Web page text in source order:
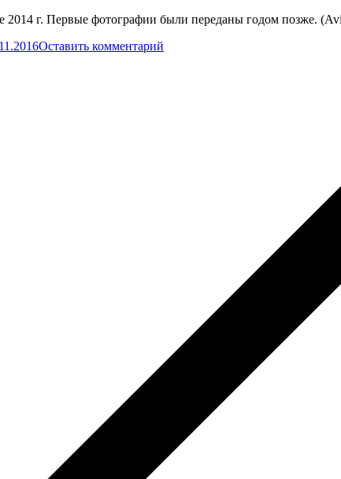
2014 г. Первые фотографии были переданы годом позже.
Оставить комментарий